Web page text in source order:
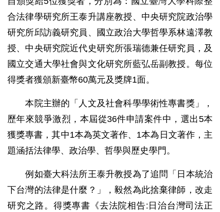
合法律學研究所王泰升講座教授、中央研究院政治學
研究所邱訪義研究員、國立政治大學哲學系林遠澤教
授、中央研究院近代史研究所張瑞德兼任研究員，及
國立交通大學社會與文化研究所藍弘岳副教授。每位
得獎者獲頒新臺幣60萬元及獎牌1面。
本院主辦的「人文及社會科學學術性專書獎」，
歷年來競爭激烈，本屆從36件申請案件中，選出5本
獲獎專書，其中1本為英文著作、1本為日文著作，主
題涵括法律學、政治學、哲學與歷史學門。
例如臺大科法所王泰升教授為了追問「日本統治
下台灣的法律是什麼？」，毅然為此捨棄律師，改走
研究之路。得獎專書《去法院相告:日治台灣司法正